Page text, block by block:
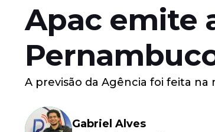
Apac emite
A previsão da Agência foi feita na
Gabriel Alves